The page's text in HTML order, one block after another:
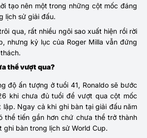
tạo nên một trong những cột mốc đáng
lịch sử giải đấu.
qua, rất nhiều ngôi sao xuất hiện rồi rời
nhưng kỷ lục của Roger Milla vẫn đứng
thể vượt qua?
độ ấn tượng ở tuổi 41, Ronaldo sẽ bước
khi chưa đủ tuổi để vượt qua cột mốc
lập. Ngay cả khi ghi bàn tại giải đấu năm
thể tiến gần hơn chứ chưa thể trở thành
ghi bàn trong lịch sử World Cup.